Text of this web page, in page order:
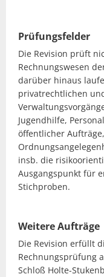
Prüfungsfelder
Die Revision prüft
Rechnungswesen
darüber hinaus
privatrechtlichen
Jugendhilfe,
öffentlicher
insb. die
Ausgangspunkt für
Stichproben.
Weitere Aufträge
Die Revision erfüllt
Rechnungsprüfung
Schloß Holte-